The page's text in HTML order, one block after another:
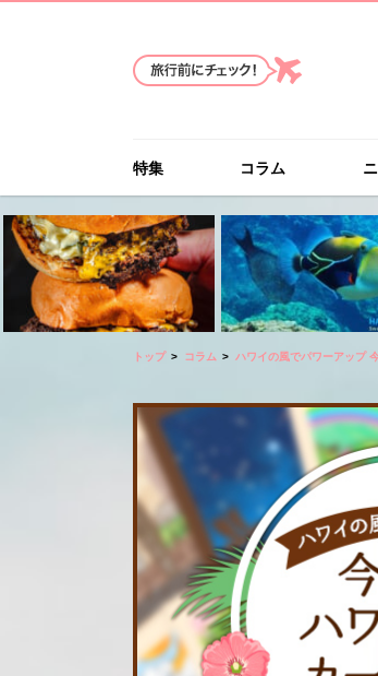
特集 コラム
トップ コラム ハワイの風でパワーアップ